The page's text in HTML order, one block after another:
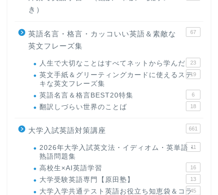
き）
英語名言・格言・カッコいい英語＆素敵な
英文フレーズ集
67
人生で大切なことはすべてネットから学んだ 23
英文手紙＆グリーティングカードに使えるステ
キな英文フレーズ集
19
英語名言＆格言BEST20特集 6
翻訳しづらい世界のことば 18
大学入試英語対策講座 661
2026年大学入試英文法・イディオム・英単語・
熟語問題集
11
高校生×AI英語学習 16
大学受験英語専門【原田塾】 13
大学入学共通テスト英語お役立ち知恵袋＆コラ45